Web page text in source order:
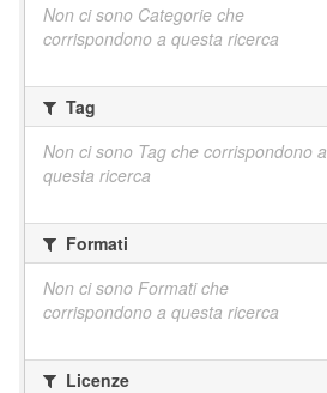
Non ci sono Categorie che
corrispondono a questa ricerca
Tag
Non ci sono Tag che corrispondono a
questa ricerca
Formati
Non ci sono Formati che
corrispondono a questa ricerca
Licenze